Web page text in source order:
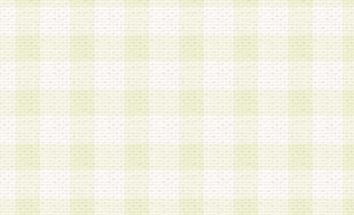
1.会員登録手続きは、会員登録希望者本人が行う
る登録は一切認められないものとします。
2.会員登録希望者は、本規約に同意の後、当社指
画 面」において、当社が指定する必要事項を入
を行うものとします。当社は、会員登録を承認し
会員として本サービスを 受けるためのログイン
を付与します。
3.会員は、会員登録の際に申告する登録情報の全
いかなる虚偽の申告をも行ってはならないものと